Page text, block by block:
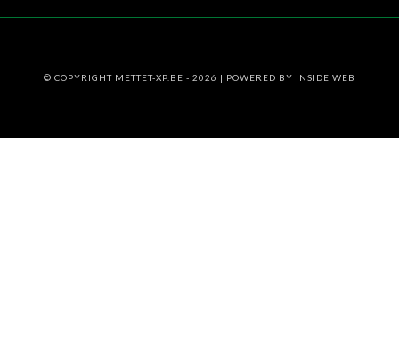
© COPYRIGHT METTET-XP.BE - 2026 | POWERED BY INSIDE WEB